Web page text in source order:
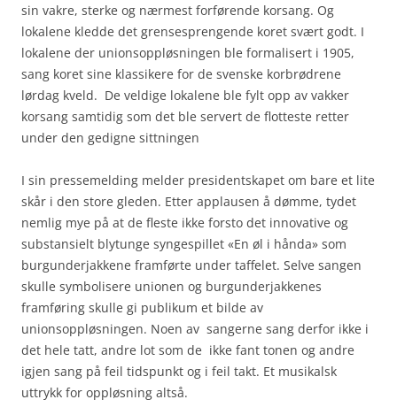
sin vakre, sterke og nærmest forførende korsang. Og
lokalene kledde det grensesprengende koret svært godt. I
lokalene der unionsoppløsningen ble formalisert i 1905,
sang koret sine klassikere for de svenske korbrødrene
lørdag kveld. De veldige lokalene ble fylt opp av vakker
korsang samtidig som det ble servert de flotteste retter
under den gedigne sittningen
I sin pressemelding melder presidentskapet om bare et lite
skår i den store gleden. Etter applausen å dømme, tydet
nemlig mye på at de fleste ikke forsto det innovative og
substansielt blytunge syngespillet «En øl i hånda» som
burgunderjakkene framførte under taffelet. Selve sangen
skulle symbolisere unionen og burgunderjakkenes
framføring skulle gi publikum et bilde av
unionsoppløsningen. Noen av sangerne sang derfor ikke i
det hele tatt, andre lot som de ikke fant tonen og andre
igjen sang på feil tidspunkt og i feil takt. Et musikalsk
uttrykk for oppløsning altså.